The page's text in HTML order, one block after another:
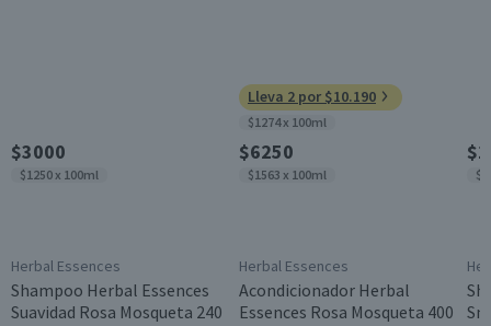
$3000
$1250 x 100ml
Herbal Essences
Shampoo Herbal Essences
Suavidad Rosa Mosqueta 240
Lleva 2 por $10.190
$1274 x 100ml
$6250
$1563 x 100ml
Herbal Essences
Acondicionador Herbal
Essences Rosa Mosqueta 400